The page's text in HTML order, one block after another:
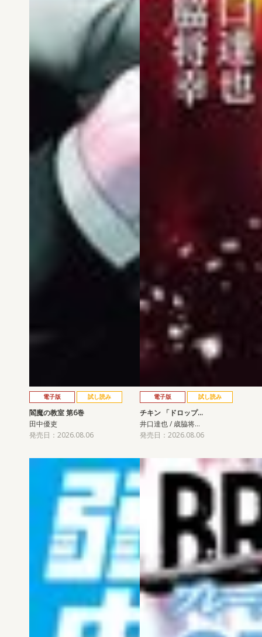
電子版 試し読み
閻魔の教室 第6巻
田中優吏
発売日：2026.08.06
電子版 試し読み
チキン 「ドロップ…
井口達也 / 歳脇将…
発売日：2026.08.06